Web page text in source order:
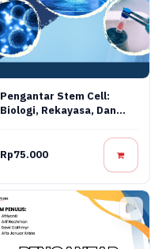
Pengantar Stem Cell:
Biologi, Rekayasa, Dan
Rp75.000